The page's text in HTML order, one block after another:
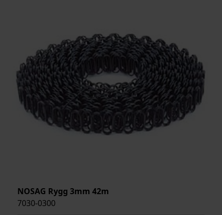
NOSAG Rygg 3mm 42m
7030-0300